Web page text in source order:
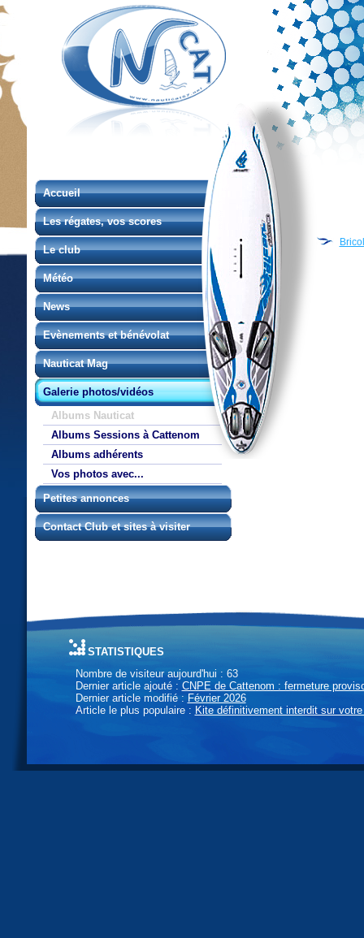
Accueil
Les régates, vos scores
Le club
Météo
News
Evènements et bénévolat
Nauticat Mag
Galerie photos/vidéos
Albums Nauticat
Albums Sessions à Cattenom
Albums adhérents
Vos photos avec...
Petites annonces
Contact Club et sites à visiter
statistiques
Nombre de visiteur aujourd'hui : 63
Dernier article ajouté : CNPE de Cattenom : fermeture
Dernier article modifié : Février 2026
Article le plus populaire : Kite définitivement interdit sur